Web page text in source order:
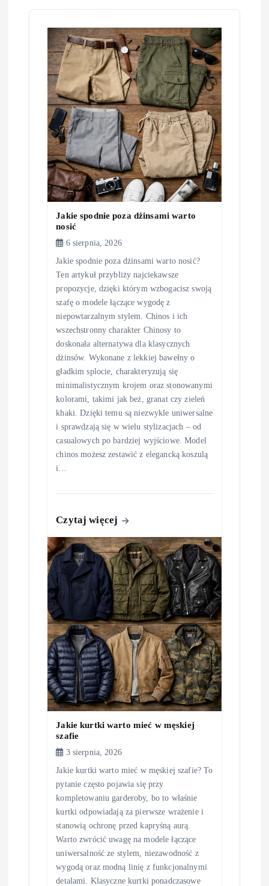
Jakie spodnie poza dżinsami warto
nosić
6 sierpnia, 2026
Jakie spodnie poza dżinsami warto nosić?
Ten artykuł przybliży najciekawsze
propozycje, dzięki którym wzbogacisz swoją
szafę o modele łączące wygodę z
niepowtarzalnym stylem. Chinos i ich
wszechstronny charakter Chinosy to
doskonała alternatywa dla klasycznych
dżinsów. Wykonane z lekkiej bawełny o
gładkim splocie, charakteryzują się
minimalistycznym krojem oraz stonowanymi
kolorami, takimi jak beż, granat czy zieleń
khaki. Dzięki temu są niezwykle uniwersalne
i sprawdzają się w wielu stylizacjach – od
casualowych po bardziej wyjściowe. Model
chinos możesz zestawić z elegancką koszulą
i…
Czytaj więcej
Jakie kurtki warto mieć w męskiej
szafie
3 sierpnia, 2026
Jakie kurtki warto mieć w męskiej szafie? To
pytanie często pojawia się przy
kompletowaniu garderoby, bo to właśnie
kurtki odpowiadają za pierwsze wrażenie i
stanowią ochronę przed kapryśną aurą.
Warto zwrócić uwagę na modele łączące
uniwersalność ze stylem, niezawodność z
wygodą oraz modną linię z funkcjonalnymi
detalami. Klasyczne kurtki ponadczasowe